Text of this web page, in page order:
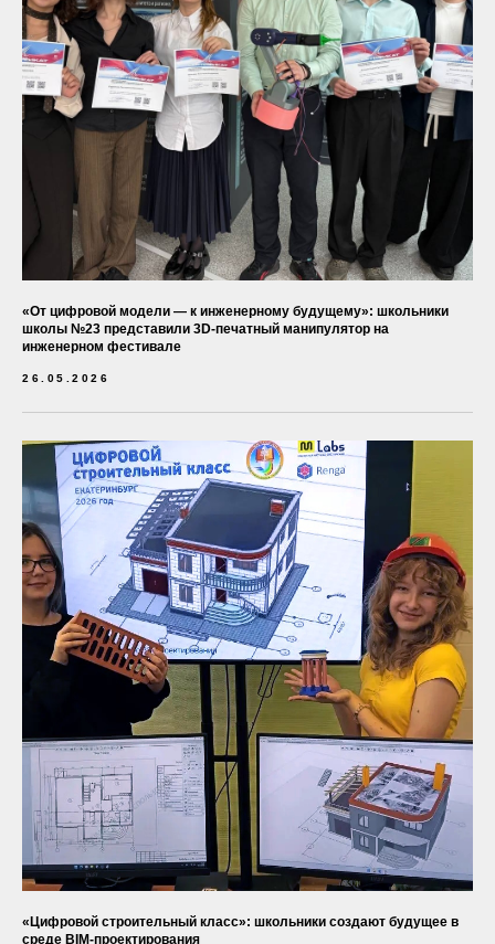
«От цифровой модели — к инженерному будущему»: школьники
школы №23 представили 3D-печатный манипулятор на
инженерном фестивале
26.05.2026
«Цифровой строительный класс»: школьники создают будущее в
среде BIM-проектирования